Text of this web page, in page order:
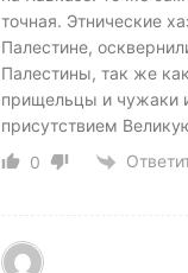
точная. Этнические
Палестине,
Палестины, так же
прищельцы и чужаки
присутствием
0